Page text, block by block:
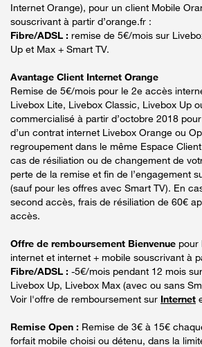
Internet Orange), pour un client Mobile
souscrivant à partir d’orange.fr :
Fibre/ADSL : remise de 5€/mois sur
Up et Max + Smart TV.
Avantage Client Internet Orange
Remise de 5€/mois pour le 2e accès
Livebox Lite, Livebox Classic, Livebox Up
commercialisé à partir d’octobre 2018
d’un contrat internet Livebox Orange ou
regroupement dans le même Espace
cas de résiliation ou de changement de
perte de la remise et fin de l’engagement
(sauf pour les offres avec Smart TV). En
second accès, frais de résiliation de 60€
accès.
Offre de remboursement Bienvenue pour
internet et internet + mobile souscrivant à
Fibre/ADSL : -5€/mois pendant 12 mois
Livebox Up, Livebox Max (avec ou sans
Voir l'offre de remboursement sur Internet
Remise Open : Remise de 3€ à 15€
forfait mobile choisi ou détenu, dans la